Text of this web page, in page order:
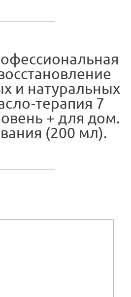
и натуральных
терапия 7
+ для дом.
(200 мл).